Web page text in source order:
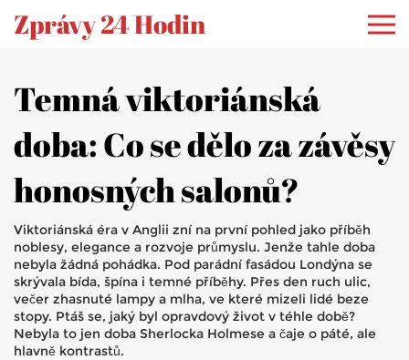
Zprávy 24 Hodin
Temná viktoriánská
doba: Co se dělo za závěsy
honosných salonů?
Viktoriánská éra v Anglii zní na první pohled jako příběh
noblesy, elegance a rozvoje průmyslu. Jenže tahle doba
nebyla žádná pohádka. Pod parádní fasádou Londýna se
skrývala bída, špína i temné příběhy. Přes den ruch ulic,
večer zhasnuté lampy a mlha, ve které mizeli lidé beze
stopy. Ptáš se, jaký byl opravdový život v téhle době?
Nebyla to jen doba Sherlocka Holmese a čaje o páté, ale
hlavně kontrastů.